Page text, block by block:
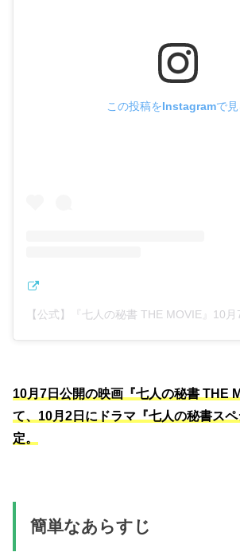
この投稿をInstagramで見
10月7日公開の映画『七人の秘書 THE
て、10月2日にドラマ『七人の秘書ス
定。
簡単なあらすじ